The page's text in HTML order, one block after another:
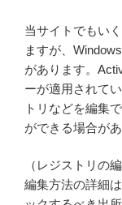
当サイトでもい
ますが、
があります。
ーが適用されて
トリなどを編集
ができる場合があ
（レジストリの
編集方法の詳細